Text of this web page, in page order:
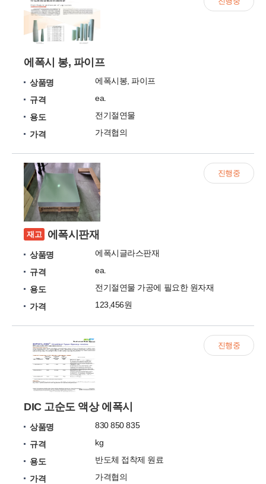
에폭시 봉, 파이프
상품명
에폭시봉, 파이프
규격
ea.
용도
전기절연물
가격
가격협의
재고 에폭시판재
상품명
에폭시글라스판재
규격
ea.
용도
전기절연물 가공에 필요한 원자재
가격
123,456원
진행중
DIC 고순도 액상 에폭시
상품명
830 850 835
규격
kg
용도
반도체 접착제 원료
가격
가격협의
진행중